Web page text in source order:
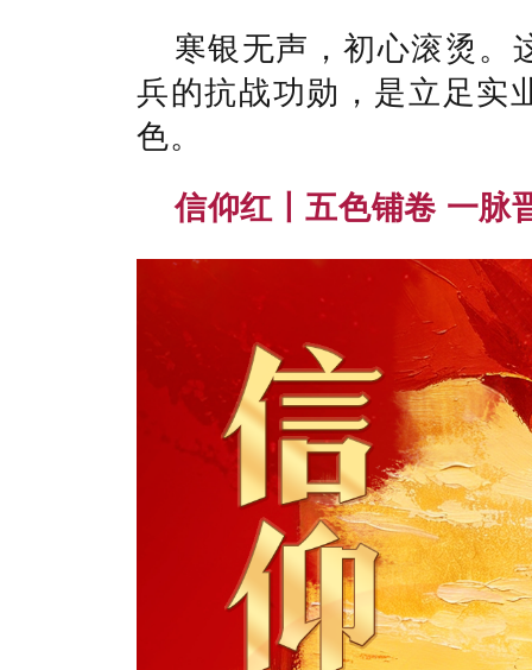
寒银无声，初心滚烫。
兵的抗战功勋，是立足实
色。
信仰红丨五色铺卷 一脉